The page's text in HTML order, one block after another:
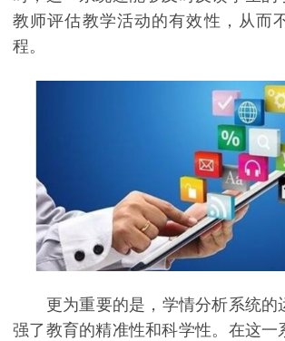
教师评估教学活动的有效性，从而
程。
更为重要的是，学情分析系统的
强了教育的精准性和科学性。在这一